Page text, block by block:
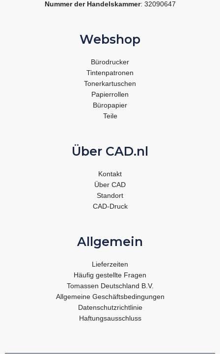
Nummer der Handelskammer: 32090647
Webshop
Bürodrucker
Tintenpatronen
Tonerkartuschen
Papierrollen
Büropapier
Teile
Über CAD.nl
Kontakt
Über CAD
Standort
CAD-Druck
Allgemein
Lieferzeiten
Häufig gestellte Fragen
Tomassen Deutschland B.V.
Allgemeine Geschäftsbedingungen
Datenschutzrichtlinie
Haftungsausschluss